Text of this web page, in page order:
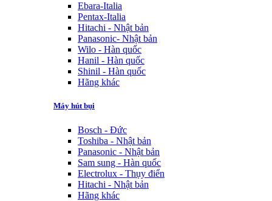
Ebara-Italia
Pentax-Italia
Hitachi - Nhật bản
Panasonic- Nhật bản
Wilo - Hàn quốc
Hanil - Hàn quốc
Shinil - Hàn quốc
Hãng khác
Máy hút bụi
Bosch - Đức
Toshiba - Nhật bản
Panasonic - Nhật bản
Sam sung - Hàn quốc
Electrolux - Thụy điển
Hitachi - Nhật bản
Hãng khác